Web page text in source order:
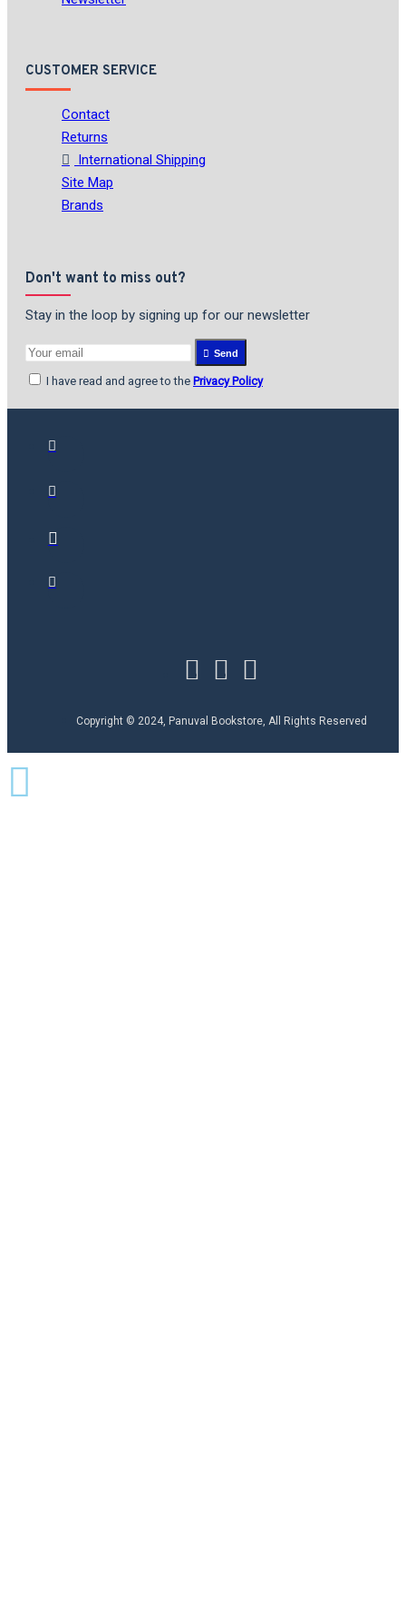
CUSTOMER SERVICE
Contact
Returns
International Shipping
Site Map
Brands
Don't want to miss out?
Stay in the loop by signing up for our newsletter
Send
I have read and agree to the Privacy Policy
Copyright © 2024, Panuval Bookstore, All Rights Reserved